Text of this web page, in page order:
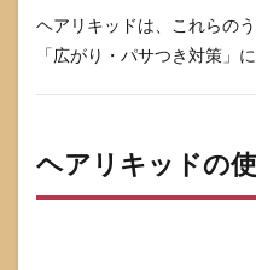
ヘアリキッドは、これらの
「広がり・パサつき対策」
ヘアリキッドの